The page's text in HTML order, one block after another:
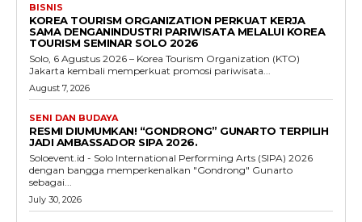
BISNIS
KOREA TOURISM ORGANIZATION PERKUAT KERJA
SAMA DENGANINDUSTRI PARIWISATA MELALUI KOREA
TOURISM SEMINAR SOLO 2026
Solo, 6 Agustus 2026 – Korea Tourism Organization (KTO)
Jakarta kembali memperkuat promosi pariwisata...
August 7, 2026
SENI DAN BUDAYA
RESMI DIUMUMKAN! “GONDRONG” GUNARTO TERPILIH
JADI AMBASSADOR SIPA 2026.
Soloevent.id - Solo International Performing Arts (SIPA) 2026
dengan bangga memperkenalkan "Gondrong" Gunarto
sebagai...
July 30, 2026